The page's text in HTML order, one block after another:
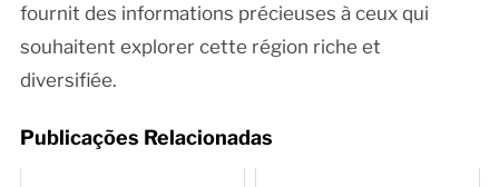
fournit des informations précieuses à ceux qui
souhaitent explorer cette région riche et
diversifiée.
Publicações Relacionadas